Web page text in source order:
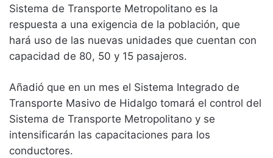
Sistema de Transporte Metropolitano es la
respuesta a una exigencia de la población, que
hará uso de las nuevas unidades que cuentan con
capacidad de 80, 50 y 15 pasajeros.
Añadió que en un mes el Sistema Integrado de
Transporte Masivo de Hidalgo tomará el control del
Sistema de Transporte Metropolitano y se
intensificarán las capacitaciones para los
conductores.